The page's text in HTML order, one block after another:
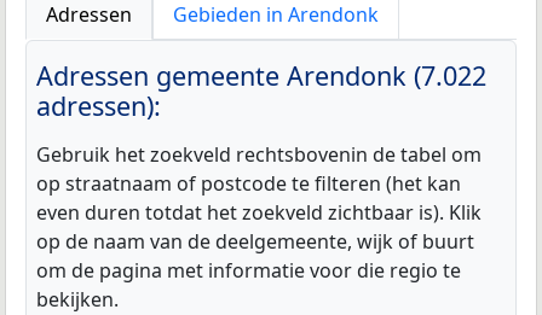
Adressen Gebieden in Arendonk
Adressen gemeente Arendonk (7.022
adressen):
Gebruik het zoekveld rechtsbovenin de tabel om
op straatnaam of postcode te filteren (het kan
even duren totdat het zoekveld zichtbaar is). Klik
op de naam van de deelgemeente, wijk of buurt
om de pagina met informatie voor die regio te
bekijken.